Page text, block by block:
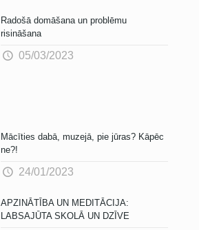
Radošā domāšana un problēmu
risināšana
05/03/2023
Mācīties dabā, muzejā, pie jūras? Kāpēc
ne?!
24/01/2023
APZINĀTĪBA UN MEDITĀCIJA:
LABSAJŪTA SKOLĀ UN DZĪVE